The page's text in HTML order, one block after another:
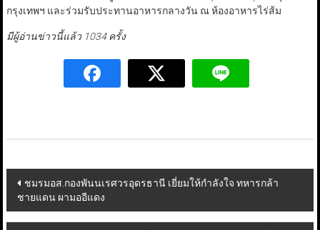
กรุงเทพฯ และร่วมรับประทานอาหารกลางวัน ณ ห้องอาหารไร่ส้ม
มีผู้อ่านข่าวนี้แล้ว 1034 ครั้ง
Post
navigation
ชมรมอส.กองพันนเรศวรอุดรธานี เยี่ยมให้กำลังใจ ทหารกล้า
ชายแดน ผามออีแดง